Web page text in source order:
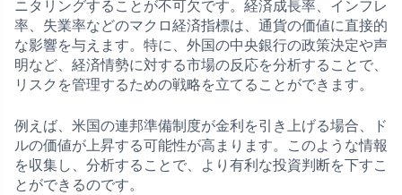
ニタリングすることが不可欠です。経済成長率、インフレ
率、失業率などのマクロ経済指標は、通貨の価値に直接的
な影響を与えます。特に、外国の中央銀行の政策決定や声
明など、経済情勢に対する市場の反応を分析することで、
リスクを管理するための戦略を立てることができます。
例えば、米国の連邦準備制度が金利を引き上げる場合、ド
ルの価値が上昇する可能性が高まります。このような情報
を収集し、分析することで、より有利な投資判断を下すこ
とができるのです。